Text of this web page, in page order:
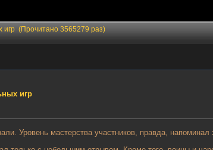
игр (Прочитано 3565279 раз)
игр
Уровень мастерства участников, правда,